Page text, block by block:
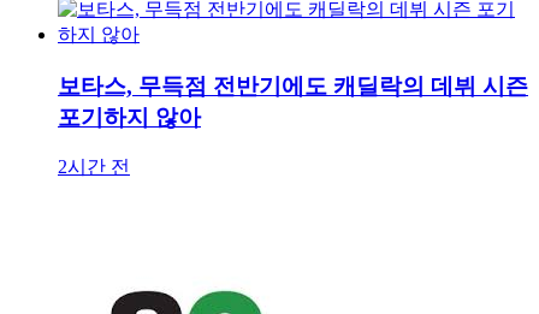
보타스, 무득점 전반기에도 캐딜락의 데뷔 시즌
포기하지 않아
2시간 전